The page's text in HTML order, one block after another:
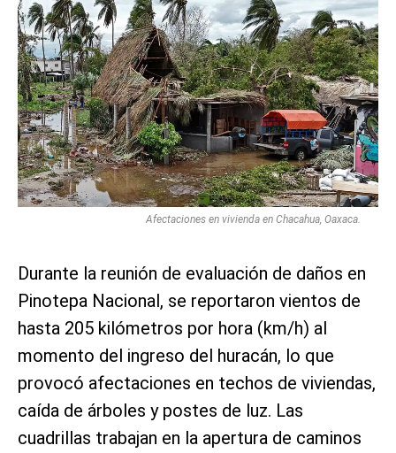
Afectaciones en vivienda en Chacahua, Oaxaca.
Durante la reunión de evaluación de daños en
Pinotepa Nacional, se reportaron vientos de
hasta 205 kilómetros por hora (km/h) al
momento del ingreso del huracán, lo que
provocó afectaciones en techos de viviendas,
caída de árboles y postes de luz. Las
cuadrillas trabajan en la apertura de caminos